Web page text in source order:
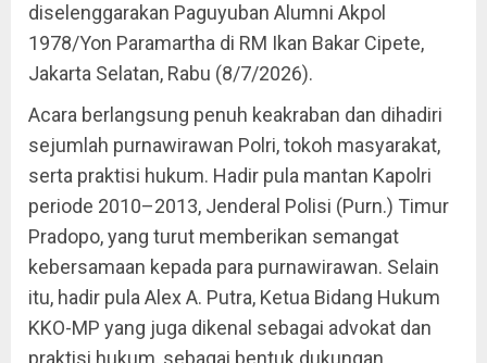
diselenggarakan Paguyuban Alumni Akpol
1978/Yon Paramartha di RM Ikan Bakar Cipete,
Jakarta Selatan, Rabu (8/7/2026).
Acara berlangsung penuh keakraban dan dihadiri
sejumlah purnawirawan Polri, tokoh masyarakat,
serta praktisi hukum. Hadir pula mantan Kapolri
periode 2010–2013, Jenderal Polisi (Purn.) Timur
Pradopo, yang turut memberikan semangat
kebersamaan kepada para purnawirawan. Selain
itu, hadir pula Alex A. Putra, Ketua Bidang Hukum
KKO-MP yang juga dikenal sebagai advokat dan
praktisi hukum, sebagai bentuk dukungan